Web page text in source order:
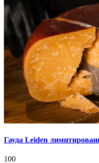
Гауда Leiden
100